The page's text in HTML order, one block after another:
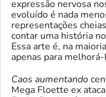
expressão nervosa
evoluído é nada
representações
contar uma história no
Essa arte é, na
apenas para
Caos aumentando
Mega Floette ex